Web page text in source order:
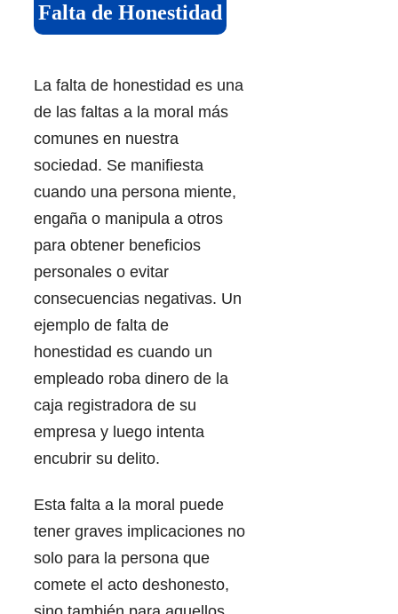
Falta de Honestidad
La falta de honestidad es una
de las faltas a la moral más
comunes en nuestra
sociedad. Se manifiesta
cuando una persona miente,
engaña o manipula a otros
para obtener beneficios
personales o evitar
consecuencias negativas. Un
ejemplo de falta de
honestidad es cuando un
empleado roba dinero de la
caja registradora de su
empresa y luego intenta
encubrir su delito.
Esta falta a la moral puede
tener graves implicaciones no
solo para la persona que
comete el acto deshonesto,